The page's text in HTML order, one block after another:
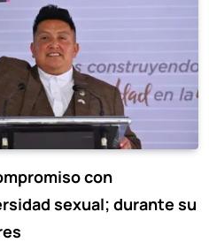
con
sexual; durante su